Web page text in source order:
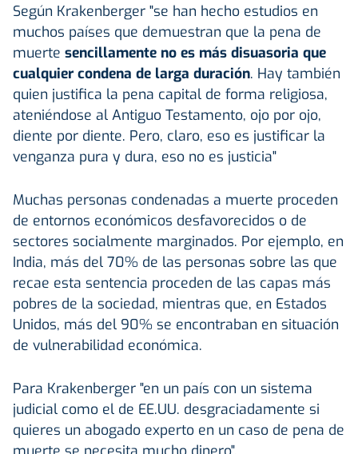
Según Krakenberger "se han hecho estudios en
muchos países que demuestran que la pena de
muerte sencillamente no es más disuasoria que
cualquier condena de larga duración. Hay también
quien justifica la pena capital de forma religiosa,
ateniéndose al Antiguo Testamento, ojo por ojo,
diente por diente. Pero, claro, eso es justificar la
venganza pura y dura, eso no es justicia"
Muchas personas condenadas a muerte proceden
de entornos económicos desfavorecidos o de
sectores socialmente marginados. Por ejemplo, en
India, más del 70% de las personas sobre las que
recae esta sentencia proceden de las capas más
pobres de la sociedad, mientras que, en Estados
Unidos, más del 90% se encontraban en situación
de vulnerabilidad económica.
Para Krakenberger "en un país con un sistema
judicial como el de EE.UU. desgraciadamente si
quieres un abogado experto en un caso de pena de